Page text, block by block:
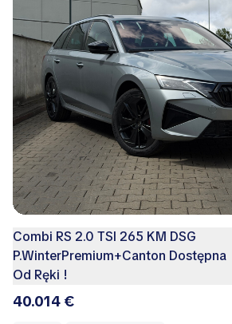
Combi RS 2.0 TSI 265 KM DSG
P.WinterPremium+Canton Dostępna
Od Ręki !
40.014 €